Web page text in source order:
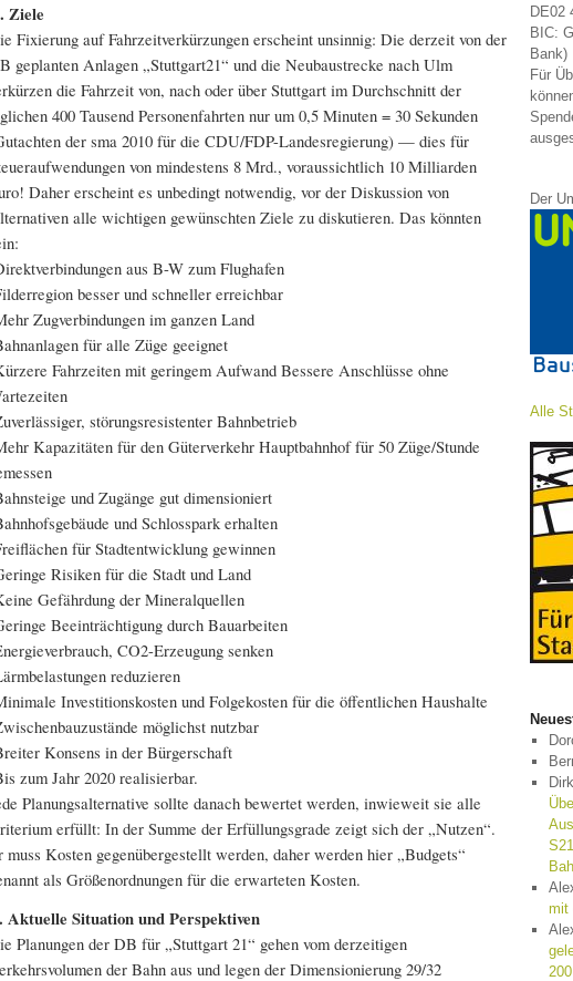
Ziele
Fixierung auf Fahrzeitverkürzungen erscheint unsinnig: Die derzeit von der
geplanten Anlagen „Stuttgart21“ und die Neubaustrecke nach Ulm
die Fahrzeit von, nach oder über Stuttgart im Durchschnitt der
400 Tausend Personenfahrten nur um 0,5 Minuten = 30 Sekunden
der sma 2010 für die CDU/FDP-Landesregierung) — dies für
von mindestens 8 Mrd., voraussichtlich 10 Milliarden
Daher erscheint es unbedingt notwendig, vor der Diskussion von
alle wichtigen gewünschten Ziele zu diskutieren. Das könnten
aus B-W zum Flughafen
besser und schneller erreichbar
Zugverbindungen im ganzen Land
für alle Züge geeignet
Fahrzeiten mit geringem Aufwand Bessere Anschlüsse ohne
störungsresistenter Bahnbetrieb
Kapazitäten für den Güterverkehr Hauptbahnhof für 50 Züge/Stunde
und Zugänge gut dimensioniert
und Schlosspark erhalten
für Stadtentwicklung gewinnen
Risiken für die Stadt und Land
Gefährdung der Mineralquellen
Beeinträchtigung durch Bauarbeiten
CO2-Erzeugung senken
reduzieren
Investitionskosten und Folgekosten für die öffentlichen Haushalte
möglichst nutzbar
Konsens in der Bürgerschaft
zum Jahr 2020 realisierbar.
Planungsalternative sollte danach bewertet werden, inwieweit sie alle
erfüllt: In der Summe der Erfüllungsgrade zeigt sich der „Nutzen“.
muss Kosten gegenübergestellt werden, daher werden hier „Budgets“
als Größenordnungen für die erwarteten Kosten.
Aktuelle Situation und Perspektiven
Planungen der DB für „Stuttgart 21“ gehen vom derzeitigen
der Bahn aus und legen der Dimensionierung 29/32
DE02
BIC:
Bank)
Für
Der
Alle
mit